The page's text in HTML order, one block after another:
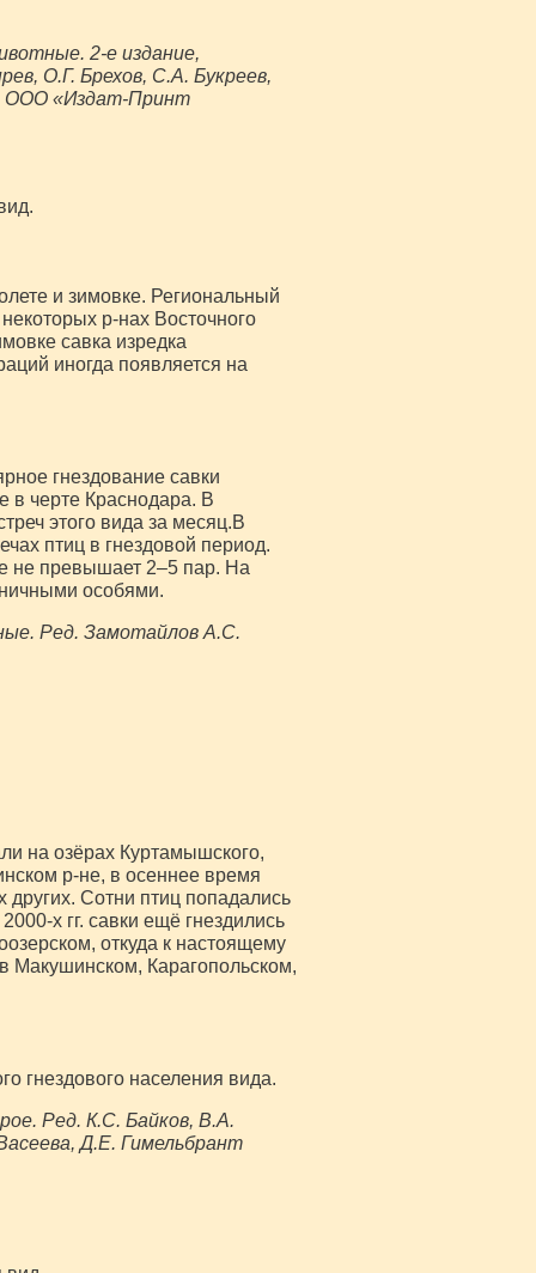
2-е издание,
О.Г. Брехов, С.А. Букреев,
ООО «Издат-Принт
и зимовке. Региональный
р-нах Восточного
савка изредка
иногда появляется на
гнездование савки
в черте Краснодара. В
этого вида за месяц.В
птиц в гнездовой период.
не превышает 2–5 пар. На
особями.
Ред. Замотайлов А.С.
на озёрах Куртамышского,
р-не, в осеннее время
Сотни птиц попадались
х гг. савки ещё гнездились
откуда к настоящему
Макушинском, Карагопольском,
гнездового населения вида.
Ред. К.С. Байков, В.А.
Д.Е. Гимельбрант